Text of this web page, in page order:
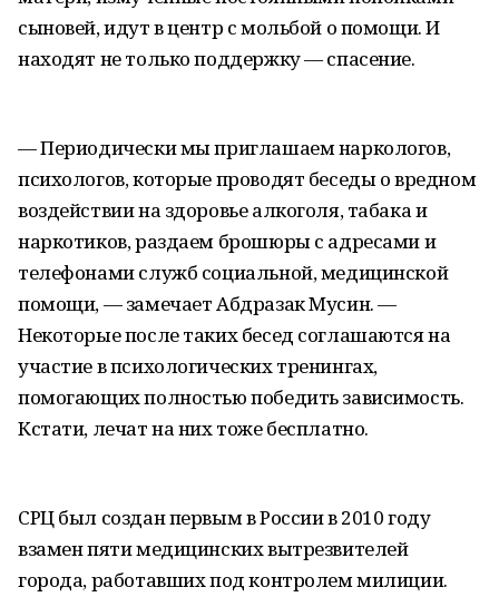
сыновей, идут в центр с мольбой о помощи. И
находят не только поддержку — спасение.
— Периодически мы приглашаем наркологов,
психологов, которые проводят беседы о вредном
воздействии на здоровье алкоголя, табака и
наркотиков, раздаем брошюры с адресами и
телефонами служб социальной, медицинской
помощи, — замечает Абдразак Мусин. —
Некоторые после таких бесед соглашаются на
участие в психологических тренингах,
помогающих полностью победить зависимость.
Кстати, лечат на них тоже бесплатно.
СРЦ был создан первым в России в 2010 году
взамен пяти медицинских вытрезвителей
города, работавших под контролем милиции.